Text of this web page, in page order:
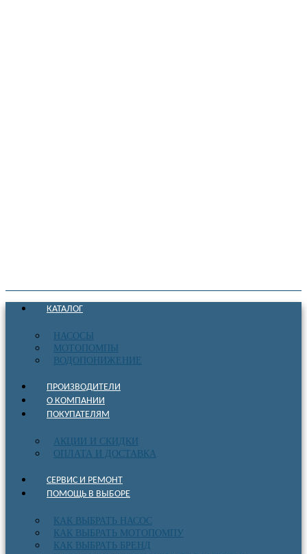
КАТАЛОГ
НАСОСЫ
МОТОПОМПЫ
ВОДОПОНИЖЕНИЕ
ПРОИЗВОДИТЕЛИ
О КОМПАНИИ
ПОКУПАТЕЛЯМ
АКЦИИ И СКИДКИ
ОПЛАТА И ДОСТАВКА
СЕРВИС И РЕМОНТ
ПОМОЩЬ В ВЫБОРЕ
КАК ВЫБРАТЬ НАСОС
КАК ВЫБРАТЬ МОТОПОМПУ
КАК ВЫБРАТЬ БРЕНД